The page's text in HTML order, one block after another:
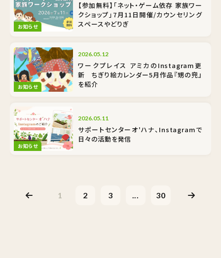
お知らせ
【参加無料】「ネット・ゲーム依存 家族ワー
クショップ」7月11日開催/カウンセリング
スペースやどりぎ
お知らせ
2026.05.12
ワークプレイス アミカのInstagram更
新 ちぎり絵カレンダー5月作品『甥の兜』
を紹介
お知らせ
2026.05.11
サポートセンターオ'ハナ、Instagramで
日々の活動を発信
1 2 3 ... 30